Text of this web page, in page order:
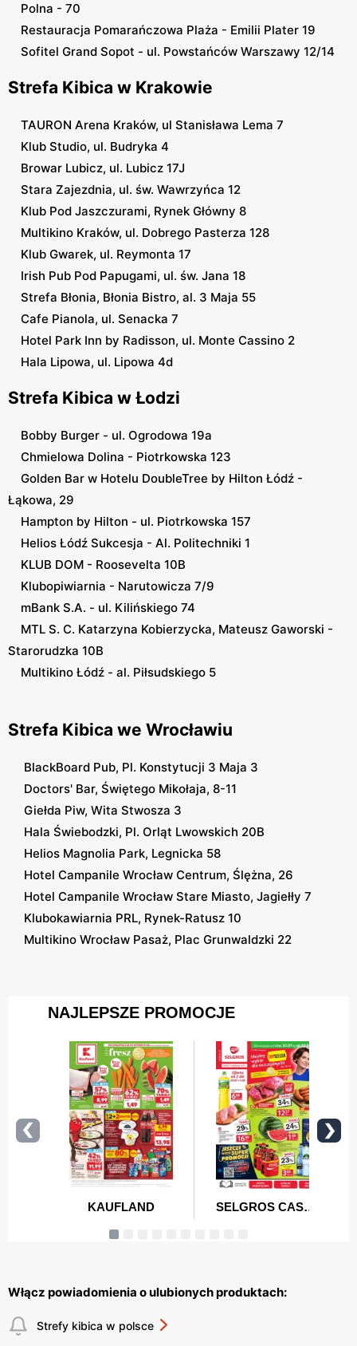
Polna - 70
Restauracja Pomarańczowa Plaża - Emilii Plater 19
Sofitel Grand Sopot - ul. Powstańców Warszawy 12/14
Strefa Kibica w Krakowie
TAURON Arena Kraków, ul Stanisława Lema 7
Klub Studio, ul. Budryka 4
Browar Lubicz, ul. Lubicz 17J
Stara Zajezdnia, ul. św. Wawrzyńca 12
Klub Pod Jaszczurami, Rynek Główny 8
Multikino Kraków, ul. Dobrego Pasterza 128
Klub Gwarek, ul. Reymonta 17
Irish Pub Pod Papugami, ul. św. Jana 18
Strefa Błonia, Błonia Bistro, al. 3 Maja 55
Cafe Pianola, ul. Senacka 7
Hotel Park Inn by Radisson, ul. Monte Cassino 2
Hala Lipowa, ul. Lipowa 4d
Strefa Kibica w Łodzi
Bobby Burger - ul. Ogrodowa 19a
Chmielowa Dolina - Piotrkowska 123
Golden Bar w Hotelu DoubleTree by Hilton Łódź -
Łąkowa, 29
Hampton by Hilton - ul. Piotrkowska 157
Helios Łódź Sukcesja - Al. Politechniki 1
KLUB DOM - Roosevelta 10B
Klubopiwiarnia - Narutowicza 7/9
mBank S.A. - ul. Kilińskiego 74
MTL S. C. Katarzyna Kobierzycka, Mateusz Gaworski -
Starorudzka 10B
Multikino Łódź - al. Piłsudskiego 5
Strefa Kibica we Wrocławiu
BlackBoard Pub, Pl. Konstytucji 3 Maja 3
Doctors' Bar, Świętego Mikołaja, 8-11
Giełda Piw, Wita Stwosza 3
Hala Świebodzki, Pl. Orląt Lwowskich 20B
Helios Magnolia Park, Legnicka 58
Hotel Campanile Wrocław Centrum, Ślężna, 26
Hotel Campanile Wrocław Stare Miasto, Jagiełły 7
Klubokawiarnia PRL, Rynek-Ratusz 10
Multikino Wrocław Pasaż, Plac Grunwaldzki 22
Włącz powiadomienia o ulubionych produktach:
Strefy kibica w polsce